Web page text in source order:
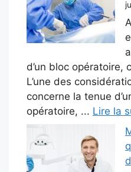
d’un bloc opératoire,
L’une des
concerne la tenue
opératoire, ... Lire la